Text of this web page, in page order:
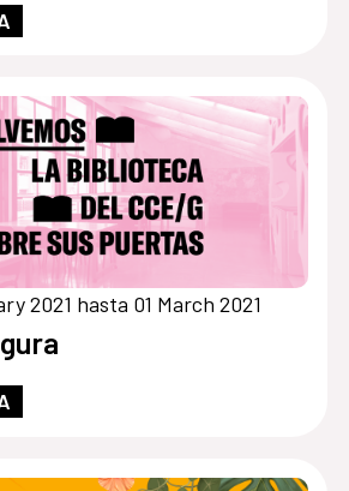
2021 hasta 01 March 2021